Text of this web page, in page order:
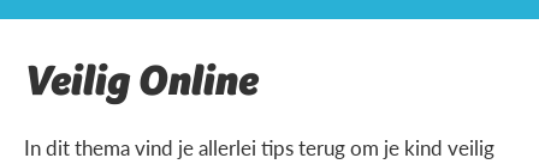
Veilig Online
In dit thema vind je allerlei tips terug om je kind veilig